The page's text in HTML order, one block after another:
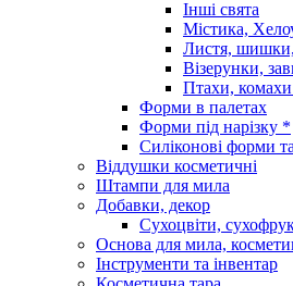
Інші свята
Містика,
Листя,
Візерунки,
Птахи,
Форми в палетах
Форми під нарізку *
Силіконові форми
Віддушки косметичні
Штампи для мила
Добавки, декор
Сухоцвіти,
Основа для мила,
Інструменти та інвентар